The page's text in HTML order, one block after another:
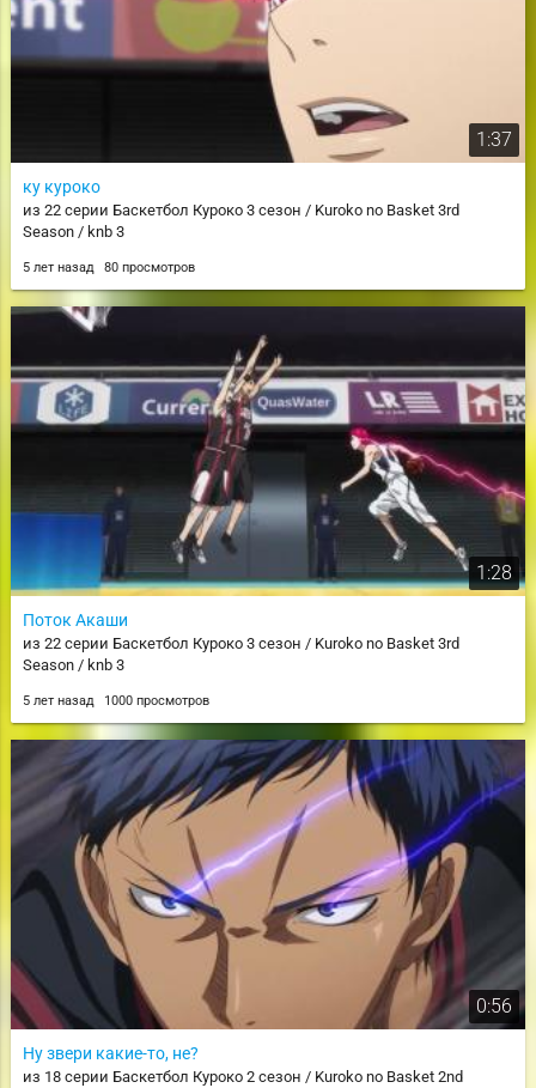
1:37
ку куроко
из 22 серии Баскетбол Куроко 3 сезон / Kuroko no Basket 3rd
Season / knb 3
5 лет назад 80 просмотров
1:28
Поток Акаши
из 22 серии Баскетбол Куроко 3 сезон / Kuroko no Basket 3rd
Season / knb 3
5 лет назад 1000 просмотров
0:56
Ну звери какие-то, не?
из 18 серии Баскетбол Куроко 2 сезон / Kuroko no Basket 2nd